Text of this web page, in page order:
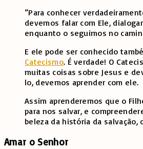
“Para conhecer
devemos falar com Ele,
enquanto o seguimos no
E ele pode ser conhecido
Catecismo. É verdade! O
muitas coisas sobre Jesus e
lo, devemos aprender com ele.
Assim aprenderemos que o
para nos salvar, e
beleza da história da salvação,
Amar o Senhor